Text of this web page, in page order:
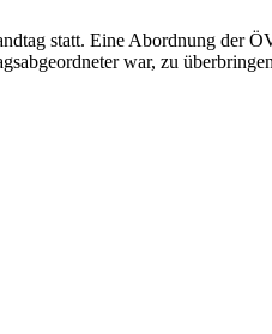
statt. Eine Abordnung der
war, zu